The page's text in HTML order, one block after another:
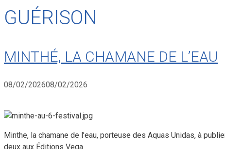
GUÉRISON
MINTHÉ, LA CHAMANE DE L’EAU
08/02/202608/02/2026
Minthe, la chamane de l’eau, porteuse des Aquas Unidas, à
deux aux Éditions Vega.